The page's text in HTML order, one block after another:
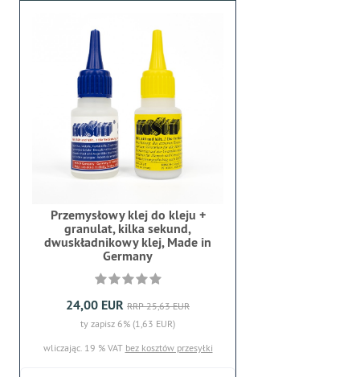
Przemysłowy klej do kleju +
granulat, kilka sekund,
dwuskładnikowy klej, Made in
Germany
24,00 EUR RRP 25,63 EUR
ty zapisz 6% (1,63 EUR)
wliczając. 19 % VAT bez kosztów przesyłki